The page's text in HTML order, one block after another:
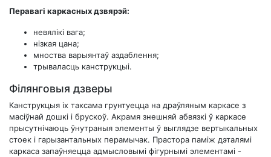
Перавагі каркасных дзвярэй:
невялікі вага;
нізкая цана;
мноства варыянтаў аздаблення;
трываласць канструкцыі.
Філянговыя дзверы
Канструкцыя іх таксама грунтуецца на драўляным каркасе з
масіўнай дошкі і брускоў. Акрамя знешняй абвязкі ў каркасе
прысутнічаюць ўнутраныя элементы ў выглядзе вертыкальных
стоек і гарызантальных перамычак. Прастора паміж дэталямі
каркаса запаўняецца адмысловымі фігурнымі элементамі -